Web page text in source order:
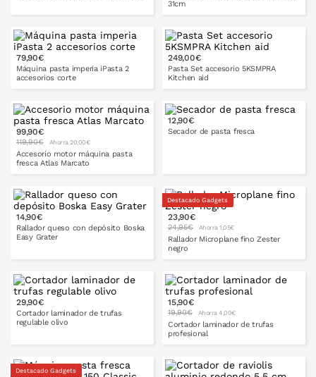
20 cm 24 cm
31cm
PONLO EN LA CESTA
79,90€
Máquina pasta imperia iPasta 2
accesorios corte
PONLO EN LA CESTA
249,00€
Pasta Set accesorio 5KSMPRA
Kitchen aid
PONLO EN LA CESTA
99,90€
119,90€ Ahorra 20,00€
Accesorio motor máquina pasta
fresca Atlas Marcato
PONLO EN LA CESTA
12,90€
Secador de pasta fresca
PONLO EN LA CESTA
14,90€
Rallador queso con depósito Boska
Easy Grater
PONLO EN LA CESTA
Destacado Gadgets
23,90€
24,95€ Ahorra 1,05€
Rallador Microplane fino Zester
negro
PONLO EN LA CESTA
29,90€
Cortador laminador de trufas
regulable olivo
15,90€
19,90€ Ahorra 4,00€
Cortador laminador de trufas
profesional
Destacado Gadgets